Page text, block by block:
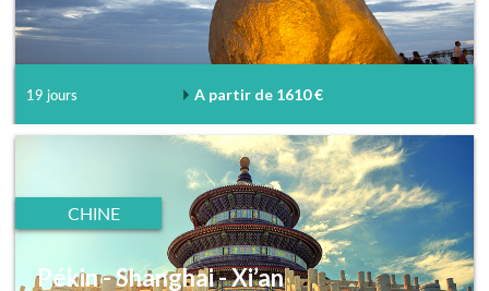
19 jours A partir de 1610 €
CHINE
Pékin - Shanghai - Xi’an